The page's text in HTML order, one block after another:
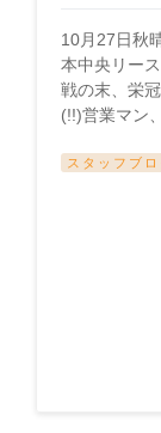
10月27日秋
本中央リー
戦の末、栄
(!!)営業マン
スタッフブロ